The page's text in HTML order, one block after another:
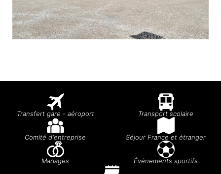
Transfert gare - aéroport Transport scolaire
Comité d'entreprise Séjour France et étranger
Mariages Événements sportifs